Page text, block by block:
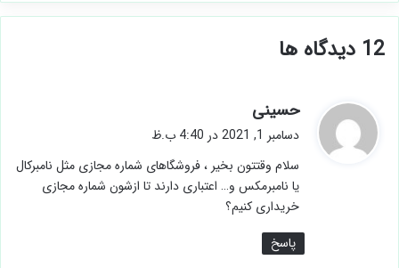
‫12 دیدگاه ها
حسینی
ف
:
دسامبر 1, 2021 در 4:40 ب.ظ
سلام وقتتون بخیر ، فروشگاهای شماره مجازی مثل نامبرکال
یا نامبرمکس و… اعتباری دارند تا ازشون شماره مجازی
خریداری کنیم؟
پاسخ